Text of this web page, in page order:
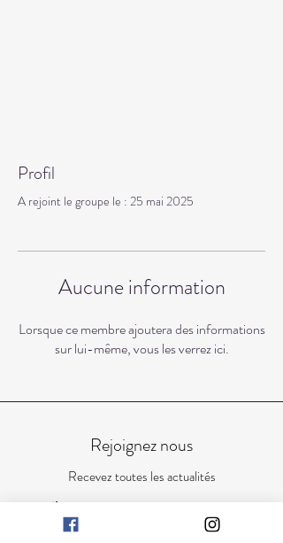
Profil
A rejoint le groupe le : 25 mai 2025
Aucune information
Lorsque ce membre ajoutera des informations
sur lui-même, vous les verrez ici.
Rejoignez nous
Recevez toutes les actualités
E-mail
Rejoindre